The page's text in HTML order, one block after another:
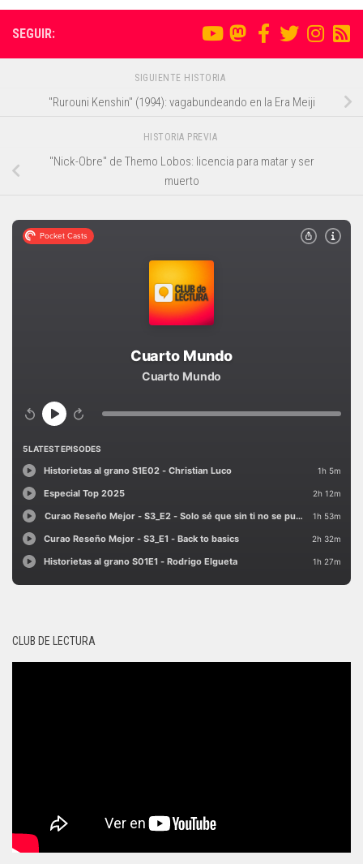
SEGUIR:
SIGUIENTE HISTORIA
"Rurouni Kenshin" (1994): vagabundeando en la Era Meiji
HISTORIA PREVIA
"Nick-Obre" de Themo Lobos: licencia para matar y ser
muerto
CLUB DE LECTURA